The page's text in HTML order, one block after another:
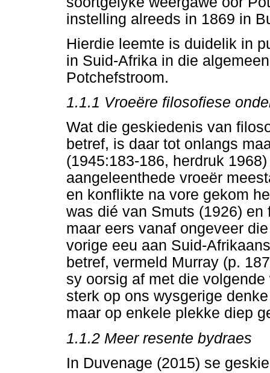
instelling alreeds in 1869 in
Hierdie leemte is duidelik in
in Suid-Afrika in die
Potchefstroom.
1.1.1 Vroeëre filosofiese
Wat die geskiedenis van
betref, is daar tot onlangs
(1945:183-186, herdruk
aangeleenthede vroeër
en konflikte na vore gekom
was dié van Smuts (1926)
maar eers vanaf ongeveer
vorige eeu aan Suid-
betref, vermeld Murray (p.
sy oorsig af met die
sterk op ons wysgerige
maar op enkele plekke diep
1.1.2 Meer resente bydraes
In Duvenage (2015) se